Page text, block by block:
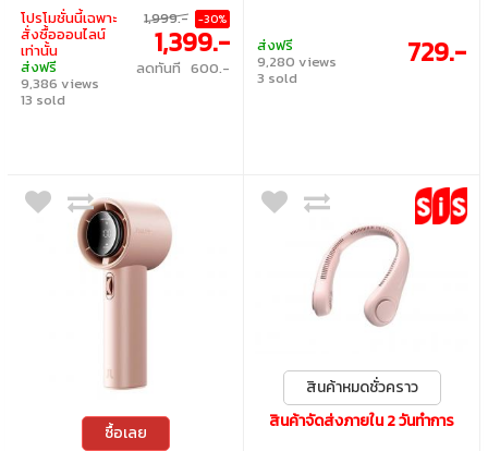
ระดับสุ ง สามารถปรับความแ แรงลมได้ 100
ระดับ (ความเร็วลมสูงสุดถัง 19m/s) • มีหน้าจอ
LED แสดงผลบอกระดับความแรงลมและ
แบตเตอรี่ • ใช้งานได้สูงสุด 1-6 ชั่วโมง (ขึ้นอยู่
กับความเร็วลม) • ใช้เวลาซาร์จประม มาณ 2.5
ชั่วโมง (18W Fast Charging) ใช้พอร์ต USB-
Type C ในการซาร์จ • แบตเตอรี่ 9000 mAh •
โปรโมชั่นนี้เฉพาะ
สั่งซื้อออนไลน์
เท่านั้น
ส่งฟรี
9,386 views
13 sold
1,999.- -30%
1,399.-
ลดทันที 600.-
ส่งฟรี
9,280 views
3 sold
729.-
ซื้อเลย
สินค้าหมดชั่วคราว
สินค้าจัดส่งภายใน 2 วันทำการ